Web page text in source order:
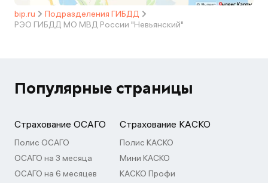
bip.ru
Подразделения ГИБДД
РЭО ГИБДД МО МВД России "Невьянский"
Популярные страницы
Страхование ОСАГО
Полис ОСАГО
ОСАГО на 3 месяца
ОСАГО на 6 месяцев
Страхование КАСКО
Полис КАСКО
Мини КАСКО
КАСКО Профи